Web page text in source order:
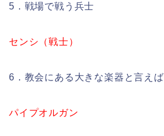
5．戦場で戦う兵士
センシ（戦士）
6．教会にある大きな楽器と言えば
パイプオルガン